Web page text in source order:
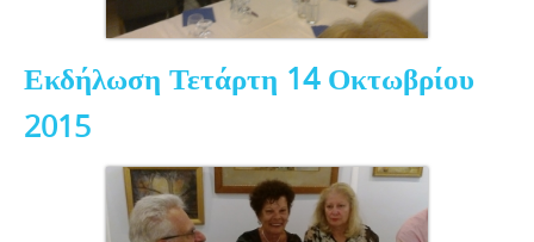
Εκδήλωση Τετάρτη 14 Οκτωβρίου
2015